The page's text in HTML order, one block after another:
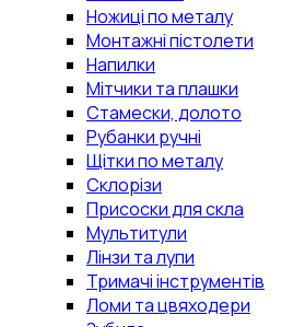
Ножиці по металу
Монтажні пістолети
Напилки
Мітчики та плашки
Стамески, долото
Рубанки ручні
Щітки по металу
Склорізи
Присоски для скла
Мультитули
Лінзи та лупи
Тримачі інструментів
Ломи та цвяходери